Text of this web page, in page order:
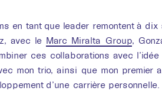
en tant que leader remontent à
avec le Marc Miralta Group,
ces collaborations avec
mon trio, ainsi que mon premier
d’une carrière